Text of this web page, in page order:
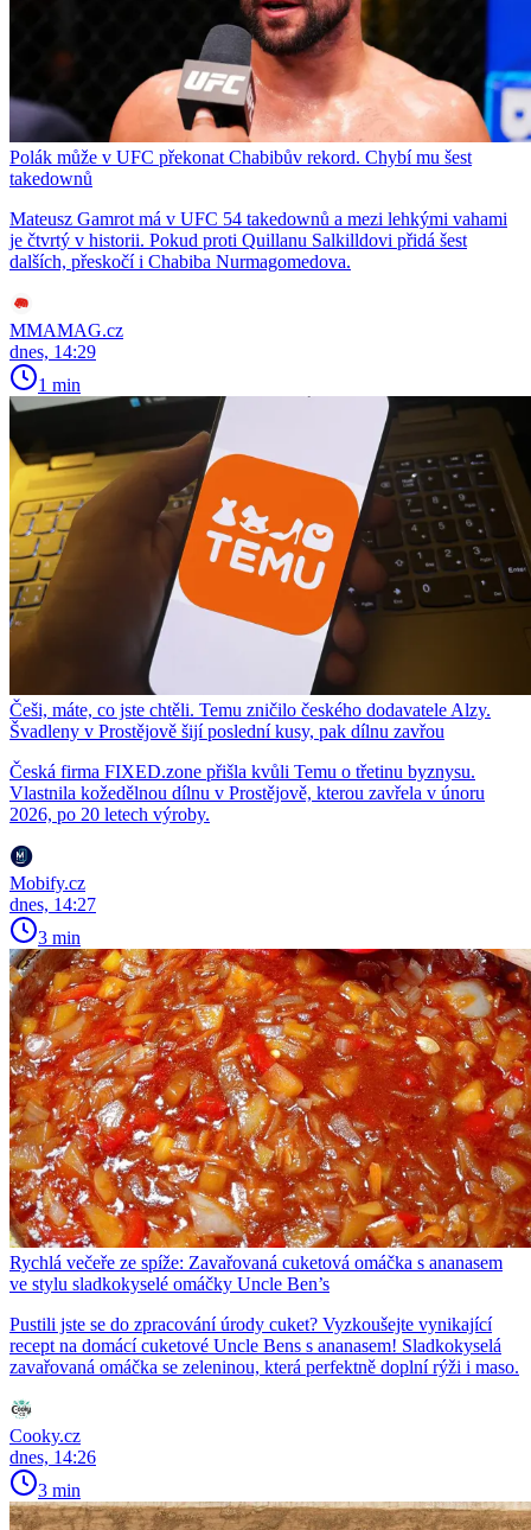
Polák může v UFC překonat Chabibův rekord. Chybí mu šest
takedownů
Mateusz Gamrot má v UFC 54 takedownů a mezi lehkými vahami
je čtvrtý v historii. Pokud proti Quillanu Salkilldovi přidá šest
dalších, přeskočí i Chabiba Nurmagomedova.
MMAMAG.cz
dnes, 14:29
1 min
Češi, máte, co jste chtěli. Temu zničilo českého dodavatele Alzy.
Švadleny v Prostějově šijí poslední kusy, pak dílnu zavřou
Česká firma FIXED.zone přišla kvůli Temu o třetinu byznysu.
Vlastnila kožedělnou dílnu v Prostějově, kterou zavřela v únoru
2026, po 20 letech výroby.
Mobify.cz
dnes, 14:27
3 min
Rychlá večeře ze spíže: Zavařovaná cuketová omáčka s ananasem
ve stylu sladkokyselé omáčky Uncle Ben’s
Pustili jste se do zpracování úrody cuket? Vyzkoušejte vynikající
recept na domácí cuketové Uncle Bens s ananasem! Sladkokyselá
zavařovaná omáčka se zeleninou, která perfektně doplní rýži i maso.
Cooky.cz
dnes, 14:26
3 min